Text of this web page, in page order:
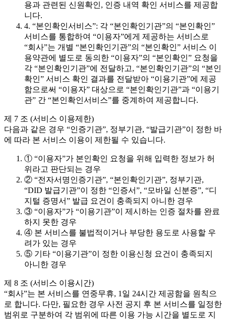
용과 관련된 신원확인, 인증 내역 확인 서비스를 제공합
니다.
4. “본인확인서비스”: 각 “본인확인기관”의 “본인확인”
서비스를 통합하여 “이용자”에게 제공하는 서비스로
“회사”는 개별 “본인확인기관”의 “본인확인” 서비스 이
용약관에 별도로 동의한 “이용자”의 “본인확인” 요청을
각 “본인확인기관”에 전달하고, “본인확인기관”의 “본인
확인” 서비스 확인 결과를 전달받아 “이용기관”에 제공
함으로써 “이용자” 대상으로 “본인확인기관”과 “이용기
관” 간 “본인확인서비스”를 중계하여 제공합니다.
제 7 조 (서비스 이용제한)
다음과 같은 경우 “인증기관”, 정부기관, “발급기관”이 정한 바
에 따라 본 서비스 이용이 제한될 수 있습니다.
① “이용자”가 본인확인 요청을 위해 입력한 정보가 허
위라고 판단되는 경우
② “전자서명인증기관”, “본인확인기관”, 정부기관,
“DID 발급기관”이 정한 “인증서”, “모바일 신분증”, “디
지털 증명서” 발급 요건이 충족되지 아니한 경우
③ “이용자”가 “이용기관”이 제시하는 인증 절차를 완료
하지 못한 경우
④ 본 서비스를 불법적이거나 부당한 용도로 사용할 우
려가 있는 경우
⑤ 기타 “이용기관”이 정한 이용신청 요건이 충족되지
아니한 경우
제 8 조 (서비스 이용시간)
“회사”는 본 서비스를 연중무휴, 1일 24시간 제공함을 원칙으
로 합니다. 다만, 필요한 경우 사전 공지 후 본 서비스를 일정한
범위로 구분하여 각 범위에 따른 이용 가능 시간을 별도로 지